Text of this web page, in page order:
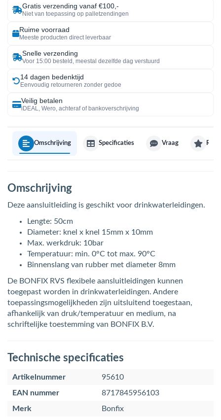
Gratis verzending vanaf €100,-
Niet van toepassing op palletzendingen
Ruime voorraad
Meeste producten direct leverbaar
Snelle verzending
Voor 15:00 besteld, meestal dezelfde dag verstuurd
14 dagen bedenktijd
Eenvoudig retourneren zonder gedoe
Veilig betalen
iDEAL, Wero, achteraf of bankoverschrijving
Omschrijving Specificaties Vraag
Omschrijving
Deze aansluitleiding is geschikt voor drinkwaterleidingen.
Lengte: 50cm
Diameter: knel x knel 15mm x 10mm
Max. werkdruk: 10bar
Temperatuur: min. 0°C tot max. 90°C
Binnenslang van rubber met diameter 8mm
De BONFIX RVS flexibele aansluitleidingen kunnen
toegepast worden in drinkwaterleidingen. Andere
toepassingsmogelijkheden zijn uitsluitend toegestaan,
afhankelijk van druk/temperatuur en medium, na
schriftelijke toestemming van BONFIX B.V.
Technische specificaties
Artikelnummer
95610
EAN nummer
8717845956103
Merk
Bonfix